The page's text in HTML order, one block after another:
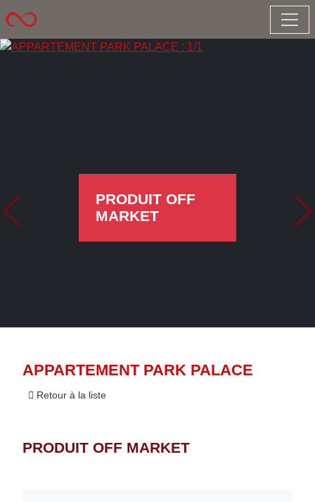
PRODUIT OFF
MARKET
APPARTEMENT PARK PALACE
Retour à la liste
PRODUIT OFF MARKET